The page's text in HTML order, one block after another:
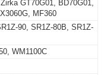
GT70G01, BD70G01,
MF360
90, SR1Z-80B, SR1Z-
WM1100C